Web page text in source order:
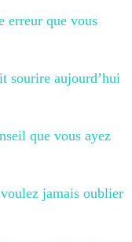
erreur que vous
sourire aujourd’hui
que vous ayez
jamais oublier